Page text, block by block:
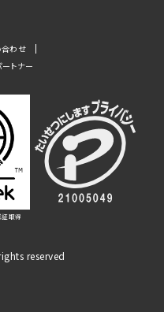
わせ
トナー
取得
reserved